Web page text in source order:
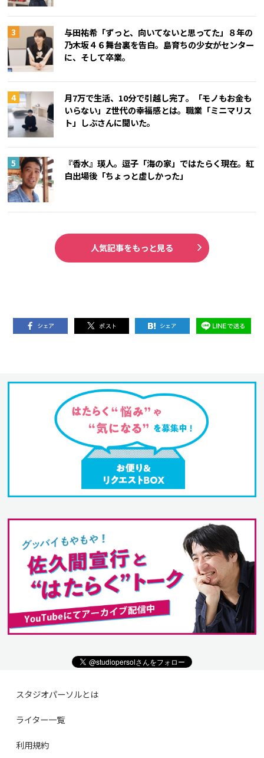
与田祐希「ずっと、向いてないと思ってた」８年の
乃木坂４６舞台裏を告白。島育ちの少女がセンター
に、そして卒業。
月7万で生活、10分で引越し完了。「モノもお金も
いらない」Z世代の幸福感とは。職業「ミニマリス
ト」しぶさんに聞いた。
『香水』瑛人。逗子「海の家」ではたらく現在。紅
白出場後「ちょっと虚しかった」
人気記事をもっと見る
スタジオパーソルとは
ライター一覧
利用規約